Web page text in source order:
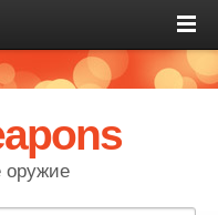
оружие